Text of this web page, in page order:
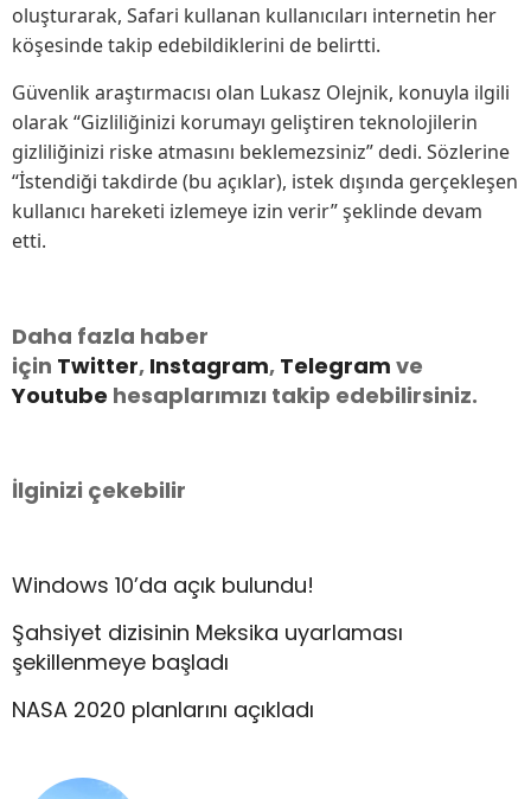
oluşturarak, Safari kullanan kullanıcıları internetin her
köşesinde takip edebildiklerini de belirtti.
Güvenlik araştırmacısı olan Lukasz Olejnik, konuyla ilgili
olarak “Gizliliğinizi korumayı geliştiren teknolojilerin
gizliliğinizi riske atmasını beklemezsiniz” dedi. Sözlerine
“İstendiği takdirde (bu açıklar), istek dışında gerçekleşen
kullanıcı hareketi izlemeye izin verir” şeklinde devam
etti.
Daha fazla haber
için Twitter, Instagram, Telegram ve
Youtube hesaplarımızı takip edebilirsiniz.
İlginizi çekebilir
Windows 10’da açık bulundu!
Şahsiyet dizisinin Meksika uyarlaması
şekillenmeye başladı
NASA 2020 planlarını açıkladı